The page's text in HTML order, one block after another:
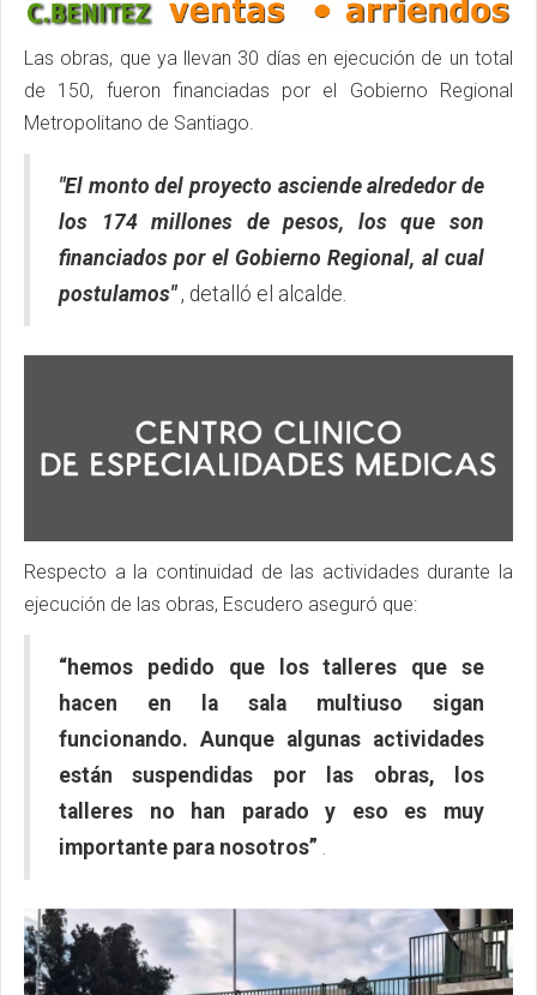
Las obras, que ya llevan 30 días en ejecución de un total
de 150, fueron financiadas por el Gobierno Regional
Metropolitano de Santiago.
"El monto del proyecto asciende alrededor de
los 174 millones de pesos, los que son
financiados por el Gobierno Regional, al cual
postulamos" , detalló el alcalde.
Respecto a la continuidad de las actividades durante la
ejecución de las obras, Escudero aseguró que:
“hemos pedido que los talleres que se
hacen en la sala multiuso sigan
funcionando. Aunque algunas actividades
están suspendidas por las obras, los
talleres no han parado y eso es muy
importante para nosotros” .